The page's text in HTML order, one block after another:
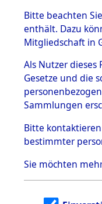
BESTÄNDE
1.
mente
5.
5.3
5.3.1
zu
en
5.3.2
Bitte beachten
enthält. Dazu
Mitgliedschaft in
Als Nutzer dieses
Gesetze und die
Sammlungen
Bitte kontaktieren
bestimmter
Sie möchten